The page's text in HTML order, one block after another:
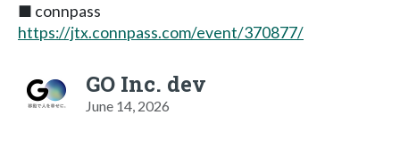
■ connpass
https://jtx.connpass.com/event/370877/
GO Inc. dev
June 14, 2026